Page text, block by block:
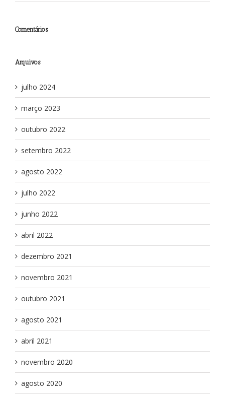
Comentários
Arquivos
julho 2024
março 2023
outubro 2022
setembro 2022
agosto 2022
julho 2022
junho 2022
abril 2022
dezembro 2021
novembro 2021
outubro 2021
agosto 2021
abril 2021
novembro 2020
agosto 2020